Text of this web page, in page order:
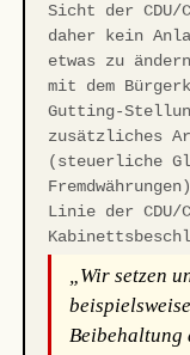
Sicht der CDU/
daher kein
etwas zu
mit dem
Gutting-
zusätzliches
(steuerliche
Linie der CDU/
„Wir setzen
Beibehaltung